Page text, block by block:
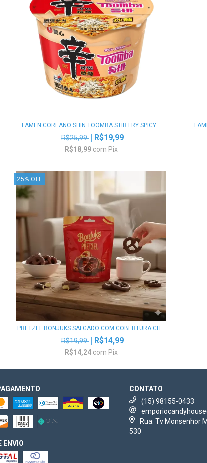
LAMEN COREANO SHIN TOOMBA STIR FRY SPICY...
R$25,99 R$19,99
R$18,99 com Pix
25% OFF
PRETZEL BONJUKS SALGADO COM COBERTURA CH...
R$19,99 R$14,99
R$14,24 com Pix
ENVIO
CONTATO
(15) 98155-0433
Rua: Tv Monsenhor
530